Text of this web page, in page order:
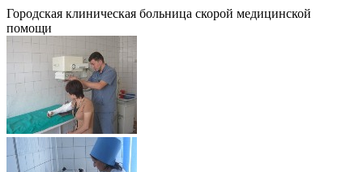
Городская клиническая больница скорой медицинской
помощи